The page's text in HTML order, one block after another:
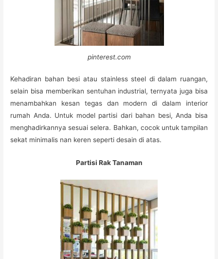
pinterest.com
Kehadiran bahan besi atau stainless steel di dalam ruangan,
selain bisa memberikan sentuhan industrial, ternyata juga bisa
menambahkan kesan tegas dan modern di dalam interior
rumah Anda. Untuk model partisi dari bahan besi, Anda bisa
menghadirkannya sesuai selera. Bahkan, cocok untuk tampilan
sekat minimalis nan keren seperti desain di atas.
Partisi Rak Tanaman